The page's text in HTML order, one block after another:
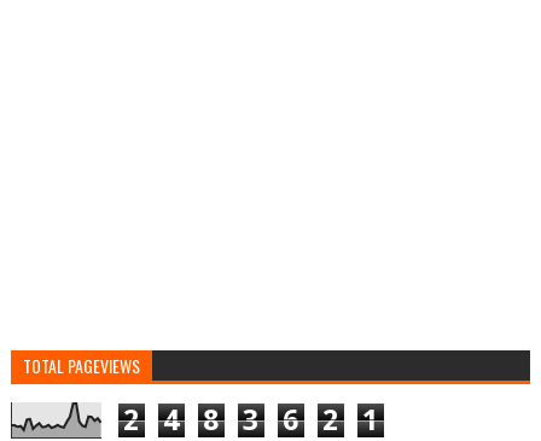
TOTAL PAGEVIEWS
2 4 8 3 6 2 1